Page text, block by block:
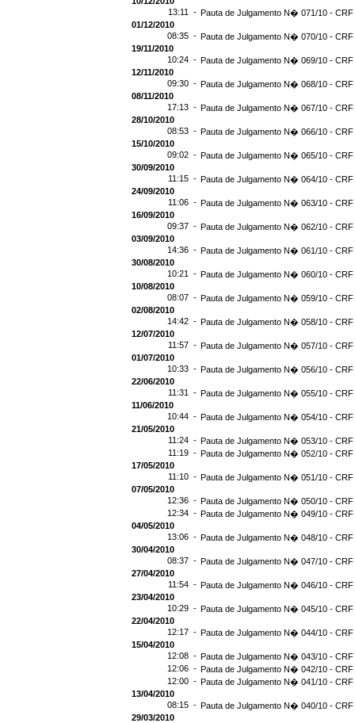
13:11 - Pauta de Julgamento N� 071/10 - CRF
01/12/2010
08:35 - Pauta de Julgamento N� 070/10 - CRF
19/11/2010
10:24 - Pauta de Julgamento N� 069/10 - CRF
12/11/2010
09:30 - Pauta de Julgamento N� 068/10 - CRF
08/11/2010
17:13 - Pauta de Julgamento N� 067/10 - CRF
28/10/2010
08:53 - Pauta de Julgamento N� 066/10 - CRF
15/10/2010
09:02 - Pauta de Julgamento N� 065/10 - CRF
30/09/2010
11:15 - Pauta de Julgamento N� 064/10 - CRF
24/09/2010
11:06 - Pauta de Julgamento N� 063/10 - CRF
16/09/2010
09:37 - Pauta de Julgamento N� 062/10 - CRF
03/09/2010
14:36 - Pauta de Julgamento N� 061/10 - CRF
30/08/2010
10:21 - Pauta de Julgamento N� 060/10 - CRF
10/08/2010
08:07 - Pauta de Julgamento N� 059/10 - CRF
02/08/2010
14:42 - Pauta de Julgamento N� 058/10 - CRF
12/07/2010
11:57 - Pauta de Julgamento N� 057/10 - CRF
01/07/2010
10:33 - Pauta de Julgamento N� 056/10 - CRF
22/06/2010
11:31 - Pauta de Julgamento N� 055/10 - CRF
11/06/2010
10:44 - Pauta de Julgamento N� 054/10 - CRF
21/05/2010
11:24 - Pauta de Julgamento N� 053/10 - CRF
11:19 - Pauta de Julgamento N� 052/10 - CRF
17/05/2010
11:10 - Pauta de Julgamento N� 051/10 - CRF
07/05/2010
12:36 - Pauta de Julgamento N� 050/10 - CRF
12:34 - Pauta de Julgamento N� 049/10 - CRF
04/05/2010
13:06 - Pauta de Julgamento N� 048/10 - CRF
30/04/2010
08:37 - Pauta de Julgamento N� 047/10 - CRF
27/04/2010
11:54 - Pauta de Julgamento N� 046/10 - CRF
23/04/2010
10:29 - Pauta de Julgamento N� 045/10 - CRF
22/04/2010
12:17 - Pauta de Julgamento N� 044/10 - CRF
15/04/2010
12:08 - Pauta de Julgamento N� 043/10 - CRF
12:06 - Pauta de Julgamento N� 042/10 - CRF
12:00 - Pauta de Julgamento N� 041/10 - CRF
13/04/2010
08:15 - Pauta de Julgamento N� 040/10 - CRF
29/03/2010